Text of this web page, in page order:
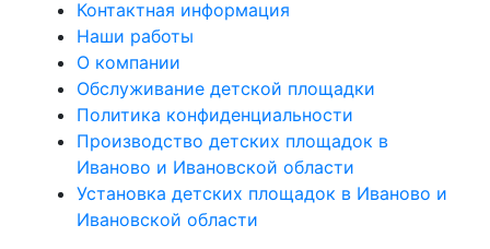
Контактная информация
Наши работы
О компании
Обслуживание детской площадки
Политика конфиденциальности
Производство детских площадок в
Иваново и Ивановской области
Установка детских площадок в Иваново и
Ивановской области